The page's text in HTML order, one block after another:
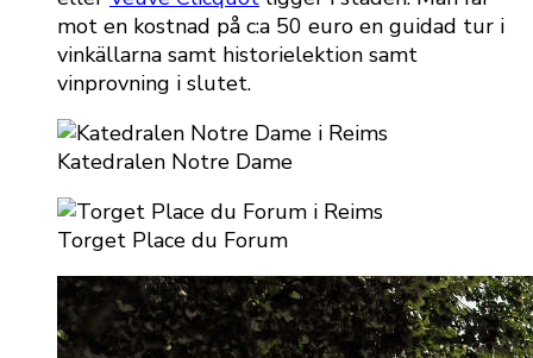
mot en kostnad på c:a 50 euro en guidad tur i
vinkällarna samt historielektion samt
vinprovning i slutet.
Katedralen Notre Dame
Torget Place du Forum